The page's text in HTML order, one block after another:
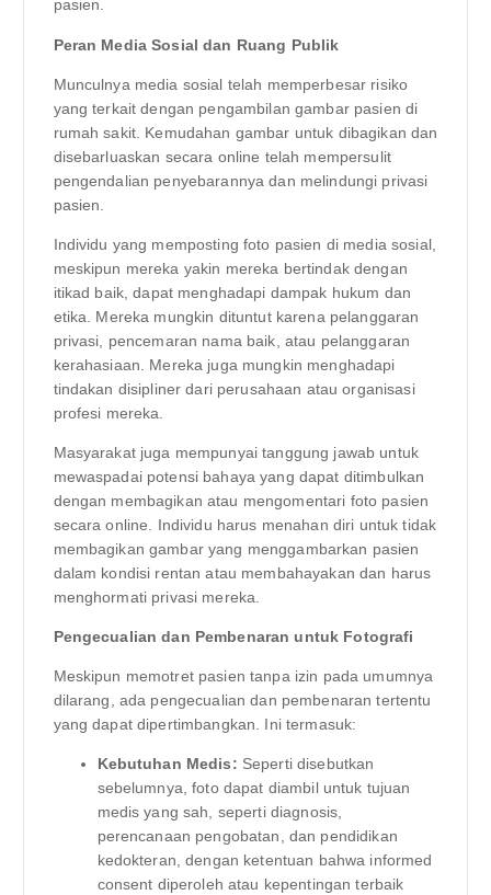
pasien.
Peran Media Sosial dan Ruang Publik
Munculnya media sosial telah memperbesar risiko
yang terkait dengan pengambilan gambar pasien di
rumah sakit. Kemudahan gambar untuk dibagikan dan
disebarluaskan secara online telah mempersulit
pengendalian penyebarannya dan melindungi privasi
pasien.
Individu yang memposting foto pasien di media sosial,
meskipun mereka yakin mereka bertindak dengan
itikad baik, dapat menghadapi dampak hukum dan
etika. Mereka mungkin dituntut karena pelanggaran
privasi, pencemaran nama baik, atau pelanggaran
kerahasiaan. Mereka juga mungkin menghadapi
tindakan disipliner dari perusahaan atau organisasi
profesi mereka.
Masyarakat juga mempunyai tanggung jawab untuk
mewaspadai potensi bahaya yang dapat ditimbulkan
dengan membagikan atau mengomentari foto pasien
secara online. Individu harus menahan diri untuk tidak
membagikan gambar yang menggambarkan pasien
dalam kondisi rentan atau membahayakan dan harus
menghormati privasi mereka.
Pengecualian dan Pembenaran untuk Fotografi
Meskipun memotret pasien tanpa izin pada umumnya
dilarang, ada pengecualian dan pembenaran tertentu
yang dapat dipertimbangkan. Ini termasuk:
Kebutuhan Medis: Seperti disebutkan
sebelumnya, foto dapat diambil untuk tujuan
medis yang sah, seperti diagnosis,
perencanaan pengobatan, dan pendidikan
kedokteran, dengan ketentuan bahwa informed
consent diperoleh atau kepentingan terbaik